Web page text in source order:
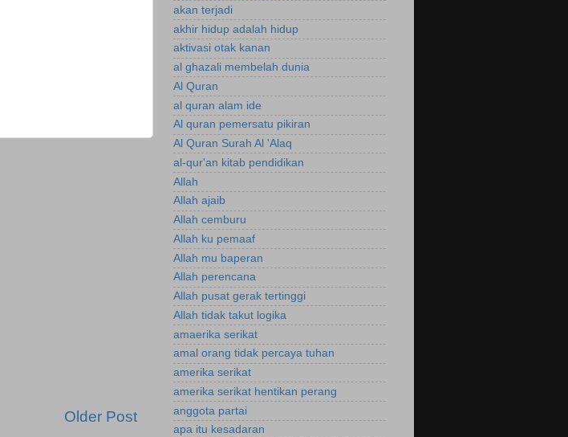
Older Post
akan terjadi
akhir hidup adalah hidup
aktivasi otak kanan
al ghazali membelah dunia
Al Quran
al quran alam ide
Al quran pemersatu pikiran
Al Quran Surah Al 'Alaq
al-qur'an kitab pendidikan
Allah
Allah ajaib
Allah cemburu
Allah ku pemaaf
Allah mu baperan
Allah perencana
Allah pusat gerak tertinggi
Allah tidak takut logika
amaerika serikat
amal orang tidak percaya tuhan
amerika serikat
amerika serikat hentikan perang
anggota partai
apa itu kesadaran